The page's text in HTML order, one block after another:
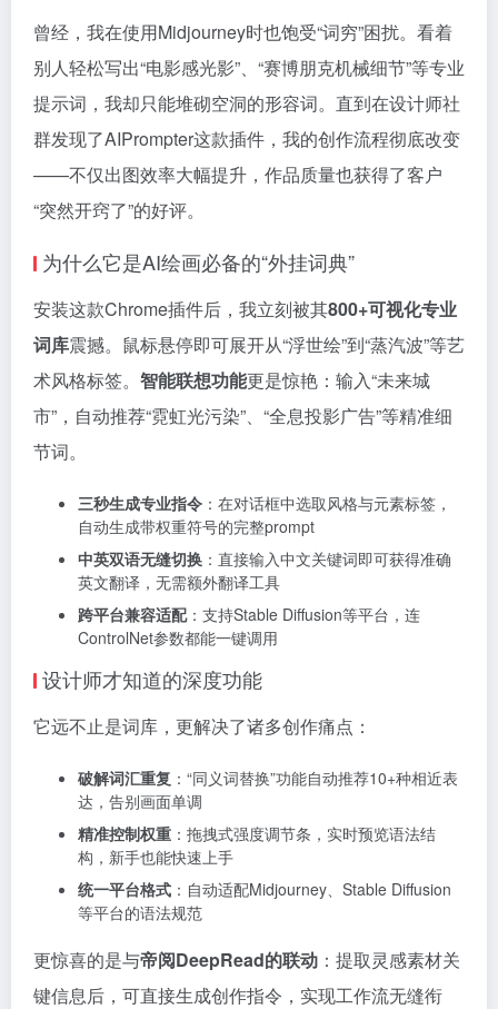
曾经，我在使用Midjourney时也饱受“词穷”困扰。看着
别人轻松写出“电影感光影”、“赛博朋克机械细节”等专业
提示词，我却只能堆砌空洞的形容词。直到在设计师社
群发现了AIPrompter这款插件，我的创作流程彻底改变
——不仅出图效率大幅提升，作品质量也获得了客户
“突然开窍了”的好评。
为什么它是AI绘画必备的“外挂词典”
安装这款Chrome插件后，我立刻被其800+可视化专业
词库震撼。鼠标悬停即可展开从“浮世绘”到“蒸汽波”等艺
术风格标签。 智能联想功能更是惊艳：输入“未来城
市”，自动推荐“霓虹光污染”、“全息投影广告”等精准细
节词。
三秒生成专业指令 ：在对话框中选取风格与元素标签，
自动生成带权重符号的完整prompt
中英双语无缝切换 ：直接输入中文关键词即可获得准确
英文翻译，无需额外翻译工具
跨平台兼容适配：支持Stable Diffusion等平台，连
ControlNet参数都能一键调用
设计师才知道的深度功能
它远不止是词库，更解决了诸多创作痛点：
破解词汇重复 ：“同义词替换”功能自动推荐10+种相近表
达，告别画面单调
精准控制权重 ：拖拽式强度调节条，实时预览语法结
构，新手也能快速上手
统一平台格式 ：自动适配Midjourney、Stable Diffusion
等平台的语法规范
更惊喜的是与帝阅DeepRead的联动 ：提取灵感素材关
键信息后，可直接生成创作指令，实现工作流无缝衔